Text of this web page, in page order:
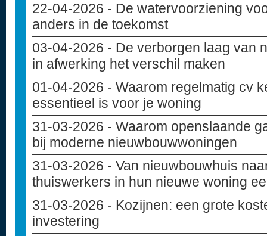
22-04-2026 - De watervoorziening
anders in de toekomst
03-04-2026 - De verborgen laag van
in afwerking het verschil maken
01-04-2026 - Waarom regelmatig cv
essentieel is voor je woning
31-03-2026 - Waarom openslaande
bij moderne nieuwbouwwoningen
31-03-2026 - Van nieuwbouwhuis
thuiswerkers in hun nieuwe woning
31-03-2026 - Kozijnen: een grote
investering